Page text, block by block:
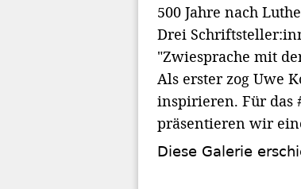
500 Jahre nach
Drei
"Zwiesprache mit
Als erster zog Uwe
inspirieren. Für das
präsentieren wir
Diese Galerie